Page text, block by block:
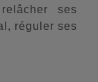
ses
réguler ses